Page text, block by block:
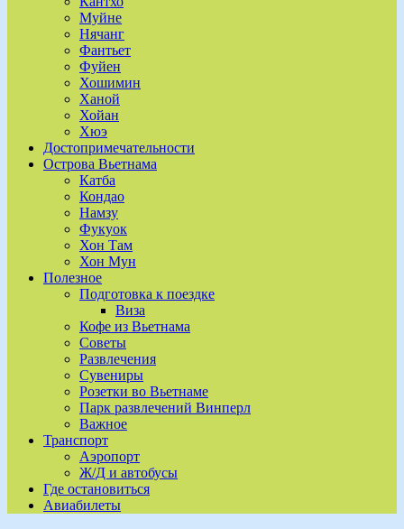
Муйне
Нячанг
Фантьет
Фуйен
Хошимин
Ханой
Хойан
Хюэ
Достопримечательности
Острова Вьетнама
Катба
Кондао
Намзу
Фукуок
Хон Там
Хон Мун
Полезное
Подготовка к поездке
Виза
Кофе из Вьетнама
Советы
Развлечения
Сувениры
Розетки во Вьетнаме
Парк развлечений Винперл
Важное
Транспорт
Аэропорт
Ж/Д и автобусы
Где остановиться
Авиабилеты